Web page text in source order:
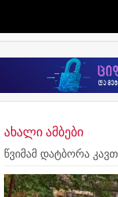
ახალი ამბები
წვიმამ დატბორა